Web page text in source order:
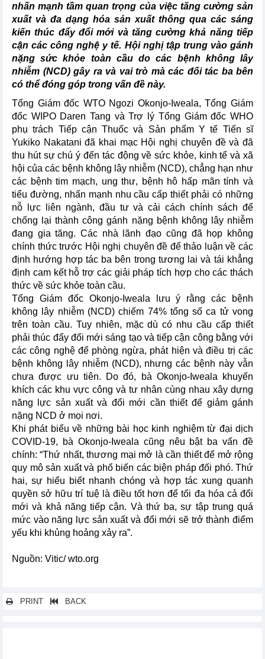
nhấn mạnh tầm quan trọng của việc tăng cường sản
xuất và đa dạng hóa sản xuất thông qua các sáng
kiến thúc đẩy đổi mới và tăng cường khả năng tiếp
cận các công nghệ y tế. Hội nghị tập trung vào gánh
nặng sức khỏe toàn cầu do các bệnh không lây
nhiễm (NCD) gây ra và vai trò mà các đối tác ba bên
có thể đóng góp trong vấn đề này.
Tổng Giám đốc WTO Ngozi Okonjo-Iweala, Tổng Giám
đốc WIPO Daren Tang và Trợ lý Tổng Giám đốc WHO
phụ trách Tiếp cận Thuốc và Sản phẩm Y tế Tiến sĩ
Yukiko Nakatani đã khai mạc Hội nghị chuyên đề và đã
thu hút sự chú ý đến tác động về sức khỏe, kinh tế và xã
hội của các bệnh không lây nhiễm (NCD), chẳng hạn như
các bệnh tim mạch, ung thư, bệnh hô hấp mãn tính và
tiểu đường, nhấn mạnh nhu cầu cấp thiết phải có những
nỗ lực liên ngành, đầu tư và cải cách chính sách để
chống lại thành công gánh nặng bệnh không lây nhiễm
đang gia tăng. Các nhà lãnh đạo cũng đã họp không
chính thức trước Hội nghị chuyên đề để thảo luận về các
định hướng hợp tác ba bên trong tương lai và tái khẳng
định cam kết hỗ trợ các giải pháp tích hợp cho các thách
thức về sức khỏe toàn cầu.
Tổng Giám đốc Okonjo-Iweala lưu ý rằng các bệnh
không lây nhiễm (NCD) chiếm 74% tổng số ca tử vong
trên toàn cầu. Tuy nhiên, mặc dù có nhu cầu cấp thiết
phải thúc đẩy đổi mới sáng tạo và tiếp cận công bằng với
các công nghệ để phòng ngừa, phát hiện và điều trị các
bệnh không lây nhiễm (NCD), nhưng các bệnh này vẫn
chưa được ưu tiên. Do đó, bà Okonjo-Iweala khuyến
khích các khu vực công và tư nhân cùng nhau xây dựng
năng lực sản xuất và đổi mới cần thiết để giảm gánh
nặng NCD ở mọi nơi.
Khi phát biểu về những bài học kinh nghiệm từ đại dịch
COVID-19, bà Okonjo-Iweala cũng nêu bật ba vấn đề
chính: “Thứ nhất, thương mại mở là cần thiết để mở rộng
quy mô sản xuất và phổ biến các biện pháp đối phó. Thứ
hai, sự hiểu biết nhanh chóng và hợp tác xung quanh
quyền sở hữu trí tuệ là điều tốt hơn để tối đa hóa cả đổi
mới và khả năng tiếp cận. Và thứ ba, sự tập trung quá
mức vào năng lực sản xuất và đổi mới sẽ trở thành điểm
yếu khi khủng hoảng xảy ra”.
Nguồn: Vitic/ wto.org
PRINT BACK